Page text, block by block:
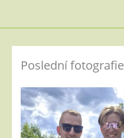
Poslední fotografie